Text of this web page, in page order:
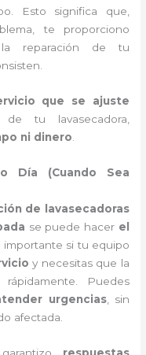
Esto significa que,
te proporciono
la reparación de tu
que se ajuste
tu lavasecadora,
ni dinero
Día (Cuando Sea
de lavasecadoras
se puede hacer el
importante si tu equipo
y necesitas que la
Puedes
urgencias, sin
afectada.